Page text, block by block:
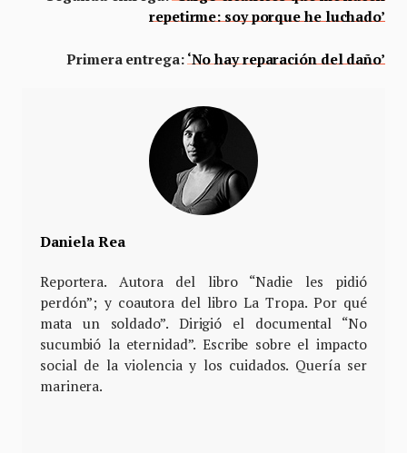
repetirme: soy porque he luchado’
Primera entrega: ‘No hay reparación del daño’
Daniela Rea
Reportera. Autora del libro “Nadie les pidió
perdón”; y coautora del libro La Tropa. Por qué
mata un soldado”. Dirigió el documental “No
sucumbió la eternidad”. Escribe sobre el impacto
social de la violencia y los cuidados. Quería ser
marinera.